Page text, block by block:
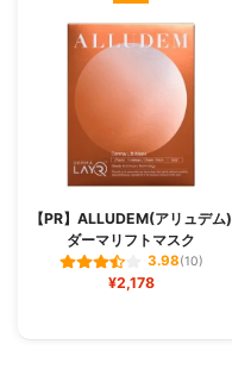
【PR】ALLUDEM(アリュデム)
ダーマリフトマスク
3.98(10)
¥2,178